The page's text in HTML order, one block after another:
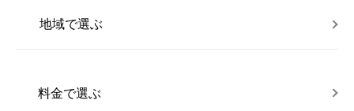
地域で選ぶ
料金で選ぶ